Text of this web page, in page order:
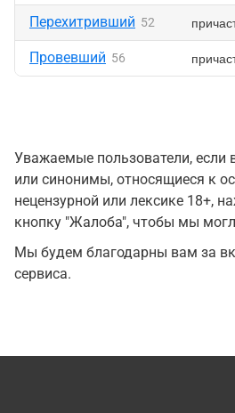
Перехитривший 52
Провевший 56
Уважаемые пользователи, если
или синонимы, относящиеся к
нецензурной или лексике 18+,
кнопку "Жалоба", чтобы мы
Мы будем благодарны вам за
сервиса.